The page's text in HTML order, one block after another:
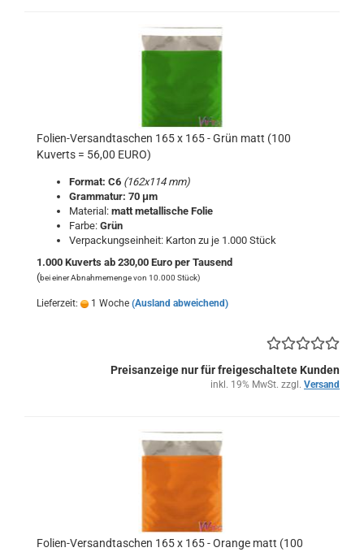
Folien-Versandtaschen 165 x 165 - Grün matt (100
Kuverts = 56,00 EURO)
Format: C6 (162x114 mm)
Grammatur: 70 μm
Material: matt metallische Folie
Farbe: Grün
Verpackungseinheit: Karton zu je 1.000 Stück
1.000 Kuverts ab 230,00 Euro per Tausend
(bei einer Abnahmemenge von 10.000 Stück)
Lieferzeit: 1 Woche (Ausland abweichend)
Preisanzeige nur für freigeschaltete Kunden
inkl. 19% MwSt. zzgl. Versand
Folien-Versandtaschen 165 x 165 - Orange matt (100